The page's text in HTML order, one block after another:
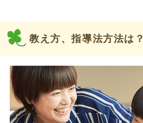
教え方、指導法方法は？